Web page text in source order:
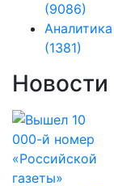
(9086)
Аналитика
(1381)
Новости